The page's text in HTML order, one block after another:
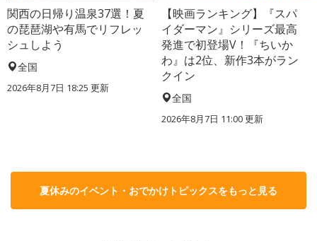
関西の日帰り温泉37選！夏
の琵琶湖や有馬でリフレッ
シュしよう
全国
2026年8月7日 18:25 更新
【映画ランキング】『スパ
イダーマン』シリーズ最高
発進で初登場V！『ちいか
わ』は2位、新作3本がラン
クイン
全国
2026年8月7日 11:00更新
夏休みのイベント・おでかけトピックスをもっと見る